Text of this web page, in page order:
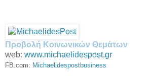
Προβολή Κοινωνικών Θεμάτων
web: www.michaelidespost.gr
FB.com: Michaelidespostbusiness